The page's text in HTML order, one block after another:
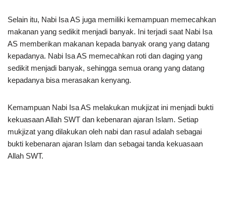
Selain itu, Nabi Isa AS juga memiliki kemampuan memecahkan
makanan yang sedikit menjadi banyak. Ini terjadi saat Nabi Isa
AS memberikan makanan kepada banyak orang yang datang
kepadanya. Nabi Isa AS memecahkan roti dan daging yang
sedikit menjadi banyak, sehingga semua orang yang datang
kepadanya bisa merasakan kenyang.
Kemampuan Nabi Isa AS melakukan mukjizat ini menjadi bukti
kekuasaan Allah SWT dan kebenaran ajaran Islam. Setiap
mukjizat yang dilakukan oleh nabi dan rasul adalah sebagai
bukti kebenaran ajaran Islam dan sebagai tanda kekuasaan
Allah SWT.